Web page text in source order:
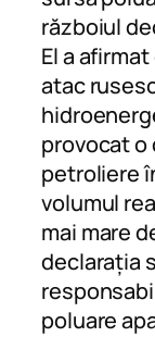
războiul
El a
atac
provocat o
petroliere
volumul
mai mare
declarația
poluare